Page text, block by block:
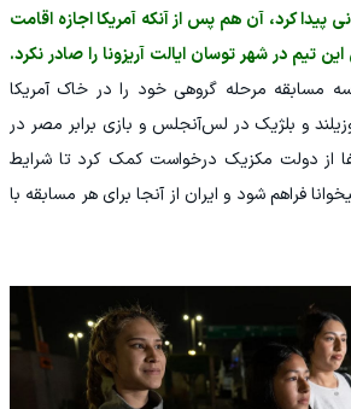
پیدا کرد، آن هم پس از آنکه آمریکا اجازه اقامت
تیم در شهر توسان ایالت آریزونا را صادر نکرد.
مسابقه مرحله گروهی خود را در خاک آمریکا
و بلژیک در لس‌آنجلس و بازی برابر مصر در
از دولت مکزیک درخواست کمک کرد تا شرایط
فراهم شود و ایران از آنجا برای هر مسابقه با